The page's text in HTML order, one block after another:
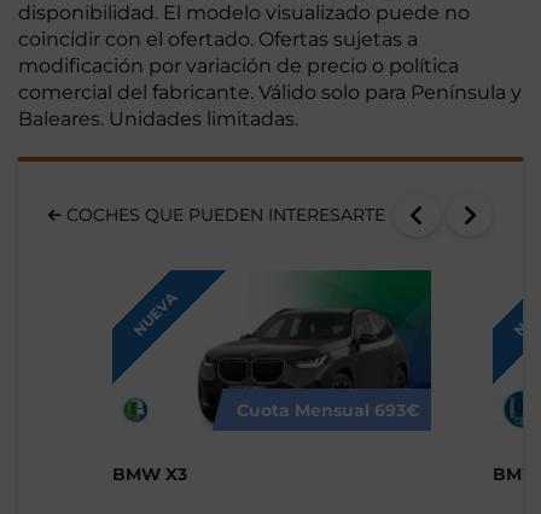
disponibilidad. El modelo visualizado puede no
coincidir con el ofertado. Ofertas sujetas a
modificación por variación de precio o política
comercial del fabricante. Válido solo para Península y
Baleares. Unidades limitadas.
COCHES QUE PUEDEN INTERESARTE
NUEVA
Cuota Mensual 693€
BMW X3